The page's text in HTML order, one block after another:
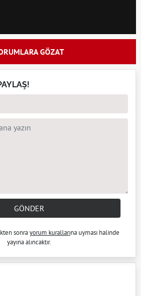
GÖZAT
GÖNDER
sonrayorum kurallarına uyması halinde
yayına alıncaktır.